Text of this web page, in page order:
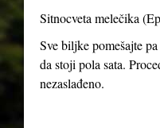
Sitnocveta melečika
Sve biljke pomešajte
da stoji pola sata.
nezaslađeno.